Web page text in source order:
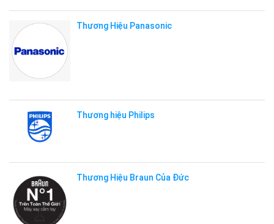
Thương Hiệu Panasonic
Thương hiệu Philips
Thương Hiệu Braun Của Đức